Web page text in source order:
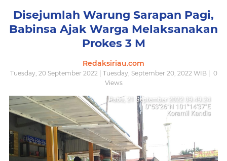
Disejumlah Warung Sarapan Pagi,
Babinsa Ajak Warga Melaksanakan
Prokes 3 M
Redaksiriau.com
Tuesday, 20 September 2022 | Tuesday, September 20, 2022 WIB |
0
Views